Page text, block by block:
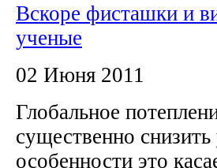
Вскоре фисташки и
ученые
02 Июня 2011
Глобальное
существенно
особенности это